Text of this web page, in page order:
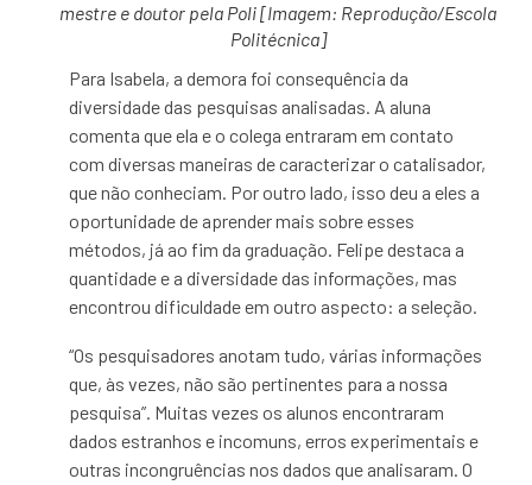
mestre e doutor pela Poli [Imagem: Reprodução/Escola
Politécnica]
Para Isabela, a demora foi consequência da
diversidade das pesquisas analisadas. A aluna
comenta que ela e o colega entraram em contato
com diversas maneiras de caracterizar o catalisador,
que não conheciam. Por outro lado, isso deu a eles a
oportunidade de aprender mais sobre esses
métodos, já ao fim da graduação. Felipe destaca a
quantidade e a diversidade das informações, mas
encontrou dificuldade em outro aspecto: a seleção.
“Os pesquisadores anotam tudo, várias informações
que, às vezes, não são pertinentes para a nossa
pesquisa”. Muitas vezes os alunos encontraram
dados estranhos e incomuns, erros experimentais e
outras incongruências nos dados que analisaram. O